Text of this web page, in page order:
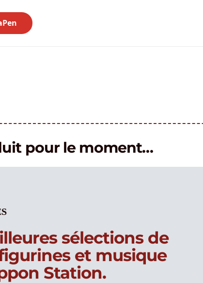
pour le moment…
sélections de
et musique
Station.